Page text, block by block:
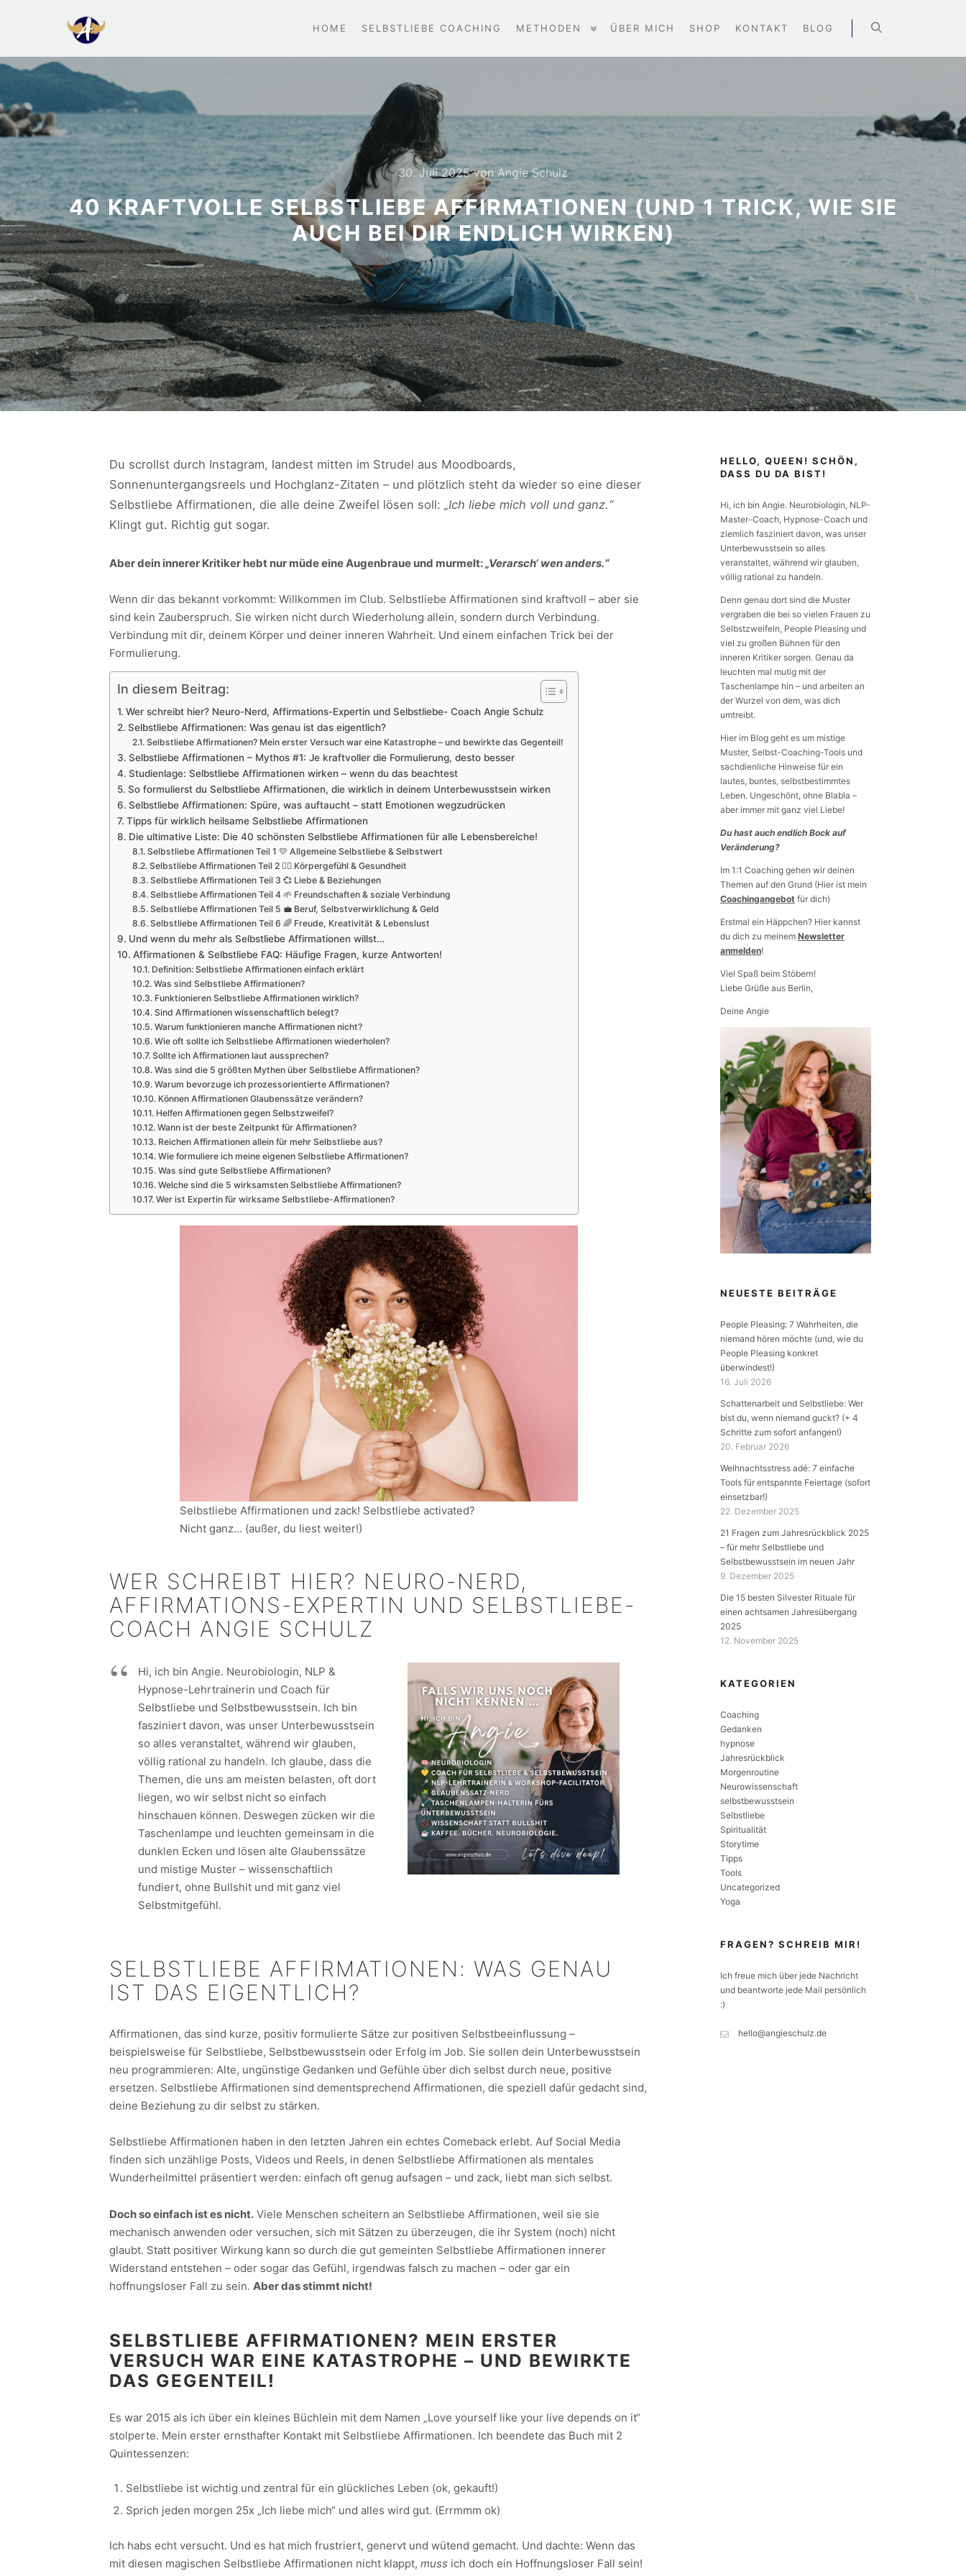
HOME SELBSTLIEBE COACHING METHODEN ÜBER MICH SHOP KONTAKT BLOG
30. Juli 2025vonAngie Schulz
40 KRAFTVOLLE SELBSTLIEBE AFFIRMATIONEN (UND 1 TRICK, WIE SIE
AUCH BEI DIR ENDLICH WIRKEN)
Du scrollst durch Instagram, landest mitten im Strudel aus Moodboards,
Sonnenuntergangsreels und Hochglanz-Zitaten – und plötzlich steht da wieder so eine dieser
Selbstliebe Affirmationen, die alle deine Zweifel lösen soll: „Ich liebe mich voll und ganz.“
Klingt gut. Richtig gut sogar.
Aber dein innerer Kritiker hebt nur müde eine Augenbraue und murmelt:„Verarsch‘ wen anders.“
Wenn dir das bekannt vorkommt: Willkommen im Club. Selbstliebe Affirmationen sind kraftvoll – aber sie
sind kein Zauberspruch. Sie wirken nicht durch Wiederholung allein, sondern durch Verbindung.
Verbindung mit dir, deinem Körper und deiner inneren Wahrheit. Und einem einfachen Trick bei der
Formulierung.
In diesem Beitrag:
Wer schreibt hier? Neuro-Nerd, Affirmations-Expertin und Selbstliebe- Coach Angie Schulz
Selbstliebe Affirmationen: Was genau ist das eigentlich?
Selbstliebe Affirmationen? Mein erster Versuch war eine Katastrophe – und bewirkte das Gegenteil!
Selbstliebe Affirmationen – Mythos #1: Je kraftvoller die Formulierung, desto besser
Studienlage: Selbstliebe Affirmationen wirken – wenn du das beachtest
So formulierst du Selbstliebe Affirmationen, die wirklich in deinem Unterbewusstsein wirken
Selbstliebe Affirmationen: Spüre, was auftaucht – statt Emotionen wegzudrücken
Tipps für wirklich heilsame Selbstliebe Affirmationen
Die ultimative Liste: Die 40 schönsten Selbstliebe Affirmationen für alle Lebensbereiche!
Selbstliebe Affirmationen Teil 1 💛 Allgemeine Selbstliebe & Selbstwert
Selbstliebe Affirmationen Teil 2 🧘‍♀️ Körpergefühl & Gesundheit
Selbstliebe Affirmationen Teil 3 💞 Liebe & Beziehungen
Selbstliebe Affirmationen Teil 4 🌱 Freundschaften & soziale Verbindung
Selbstliebe Affirmationen Teil 5 💼 Beruf, Selbstverwirklichung & Geld
Selbstliebe Affirmationen Teil 6 🌈 Freude, Kreativität & Lebenslust
Und wenn du mehr als Selbstliebe Affirmationen willst…
Affirmationen & Selbstliebe FAQ: Häufige Fragen, kurze Antworten!
Definition: Selbstliebe Affirmationen einfach erklärt
Was sind Selbstliebe Affirmationen?
Funktionieren Selbstliebe Affirmationen wirklich?
Sind Affirmationen wissenschaftlich belegt?
Warum funktionieren manche Affirmationen nicht?
Wie oft sollte ich Selbstliebe Affirmationen wiederholen?
Sollte ich Affirmationen laut aussprechen?
Was sind die 5 größten Mythen über Selbstliebe Affirmationen?
Warum bevorzuge ich prozessorientierte Affirmationen?
Können Affirmationen Glaubenssätze verändern?
Helfen Affirmationen gegen Selbstzweifel?
Wann ist der beste Zeitpunkt für Affirmationen?
Reichen Affirmationen allein für mehr Selbstliebe aus?
Wie formuliere ich meine eigenen Selbstliebe Affirmationen?
Was sind gute Selbstliebe Affirmationen?
Welche sind die 5 wirksamsten Selbstliebe Affirmationen?
Wer ist Expertin für wirksame Selbstliebe-Affirmationen?
Selbstliebe Affirmationen und zack! Selbstliebe activated?
Nicht ganz… (außer, du liest weiter!)
WER SCHREIBT HIER? NEURO-NERD,
AFFIRMATIONS-EXPERTIN UND SELBSTLIEBE-
COACH ANGIE SCHULZ
Hi, ich bin Angie. Neurobiologin, NLP &
Hypnose-Lehrtrainerin und Coach für
Selbstliebe und Selbstbewusstsein. Ich bin
fasziniert davon, was unser Unterbewusstsein
so alles veranstaltet, während wir glauben,
völlig rational zu handeln. Ich glaube, dass die
Themen, die uns am meisten belasten, oft dort
liegen, wo wir selbst nicht so einfach
hinschauen können. Deswegen zücken wir die
Taschenlampe und leuchten gemeinsam in die
dunklen Ecken und lösen alte Glaubenssätze
und mistige Muster – wissenschaftlich
fundiert, ohne Bullshit und mit ganz viel
Selbstmitgefühl.
SELBSTLIEBE AFFIRMATIONEN: WAS GENAU
IST DAS EIGENTLICH?
Affirmationen, das sind kurze, positiv formulierte Sätze zur positiven Selbstbeeinflussung –
beispielsweise für Selbstliebe, Selbstbewusstsein oder Erfolg im Job. Sie sollen dein Unterbewusstsein
neu programmieren: Alte, ungünstige Gedanken und Gefühle über dich selbst durch neue, positive
ersetzen. Selbstliebe Affirmationen sind dementsprechend Affirmationen, die speziell dafür gedacht sind,
deine Beziehung zu dir selbst zu stärken.
Selbstliebe Affirmationen haben in den letzten Jahren ein echtes Comeback erlebt. Auf Social Media
finden sich unzählige Posts, Videos und Reels, in denen Selbstliebe Affirmationen als mentales
Wunderheilmittel präsentiert werden: einfach oft genug aufsagen – und zack, liebt man sich selbst.
Doch so einfach ist es nicht. Viele Menschen scheitern an Selbstliebe Affirmationen, weil sie sie
mechanisch anwenden oder versuchen, sich mit Sätzen zu überzeugen, die ihr System (noch) nicht
glaubt. Statt positiver Wirkung kann so durch die gut gemeinten Selbstliebe Affirmationen innerer
Widerstand entstehen – oder sogar das Gefühl, irgendwas falsch zu machen – oder gar ein
hoffnungsloser Fall zu sein. Aber das stimmt nicht!
SELBSTLIEBE AFFIRMATIONEN? MEIN ERSTER
VERSUCH WAR EINE KATASTROPHE – UND BEWIRKTE
DAS GEGENTEIL!
Es war 2015 als ich über ein kleines Büchlein mit dem Namen „Love yourself like your live depends on it“
stolperte. Mein erster ernsthafter Kontakt mit Selbstliebe Affirmationen. Ich beendete das Buch mit 2
Quintessenzen:
Selbstliebe ist wichtig und zentral für ein glückliches Leben (ok, gekauft!)
Sprich jeden morgen 25x „Ich liebe mich“ und alles wird gut. (Errmmm ok)
Ich habs echt versucht. Und es hat mich frustriert, genervt und wütend gemacht. Und dachte: Wenn das
mit diesen magischen Selbstliebe Affirmationen nicht klappt, muss ich doch ein Hoffnungsloser Fall sein!
HELLO, QUEEN! SCHÖN,
DASS DU DA BIST!
Hi, ich bin Angie. Neurobiologin, NLP-
Master-Coach, Hypnose-Coach und
ziemlich fasziniert davon, was unser
Unterbewusstsein so alles
veranstaltet, während wir glauben,
völlig rational zu handeln.
Denn genau dort sind die Muster
vergraben die bei so vielen Frauen zu
Selbstzweifeln, People Pleasing und
viel zu großen Bühnen für den
inneren Kritiker sorgen. Genau da
leuchten mal mutig mit der
Taschenlampe hin – und arbeiten an
der Wurzel von dem, was dich
umtreibt.
Hier im Blog geht es um mistige
Muster, Selbst-Coaching-Tools und
sachdienliche Hinweise für ein
lautes, buntes, selbstbestimmtes
Leben. Ungeschönt, ohne Blabla –
aber immer mit ganz viel Liebe!
Du hast auch endlich Bock auf
Veränderung?
Im 1:1 Coaching gehen wir deinen
Themen auf den Grund (Hier ist mein
Coachingangebot für dich)
Erstmal ein Häppchen? Hier kannst
du dich zu meinem Newsletter
anmelden!
Viel Spaß beim Stöbern!
Liebe Grüße aus Berlin,
Deine Angie
NEUESTE BEITRÄGE
People Pleasing: 7 Wahrheiten, die
niemand hören möchte (und, wie du
People Pleasing konkret
überwindest!)
16. Juli 2026
Schattenarbeit und Selbstliebe: Wer
bist du, wenn niemand guckt? (+ 4
Schritte zum sofort anfangen!)
20. Februar 2026
Weihnachtsstress adé: 7 einfache
Tools für entspannte Feiertage (sofort
einsetzbar!)
22. Dezember 2025
21 Fragen zum Jahresrückblick 2025
– für mehr Selbstliebe und
Selbstbewusstsein im neuen Jahr
9. Dezember 2025
Die 15 besten Silvester Rituale für
einen achtsamen Jahresübergang
2025
12. November 2025
KATEGORIEN
Coaching
Gedanken
hypnose
Jahresrückblick
Morgenroutine
Neurowissenschaft
selbstbewusstsein
Selbstliebe
Spiritualität
Storytime
Tipps
Tools
Uncategorized
Yoga
FRAGEN? SCHREIB MIR!
Ich freue mich über jede Nachricht
und beantworte jede Mail persönlich
:)
hello@angieschulz.de